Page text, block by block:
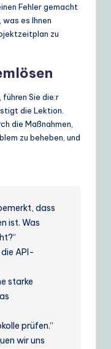
Fehler gemacht
was es Ihnen
zu
Sie die:r
die Lektion.
die Maßnahmen,
zu beheben, und
dass
ist. Was
API-
starke
prüfen.“
wir uns